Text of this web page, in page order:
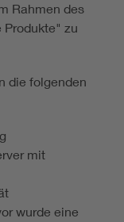
Rahmen des
zu
die folgenden
mit
wurde eine